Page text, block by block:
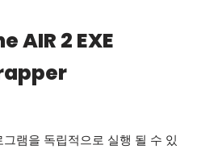
AIR 2 EXE
램을 독립적으로 실행 될 수 있